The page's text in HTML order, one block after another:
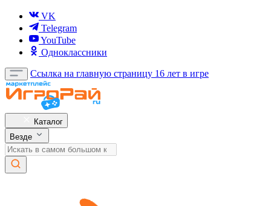
VK
Telegram
YouTube
Одноклассники
Ссылка на главную страницу 16 лет в игре
Каталог
Везде